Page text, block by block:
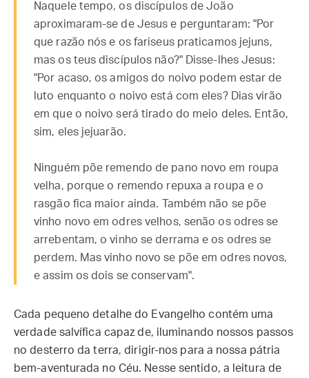
Naquele tempo, os discípulos de João
aproximaram-se de Jesus e perguntaram: "Por
que razão nós e os fariseus praticamos jejuns,
mas os teus discípulos não?" Disse-lhes Jesus:
"Por acaso, os amigos do noivo podem estar de
luto enquanto o noivo está com eles? Dias virão
em que o noivo será tirado do meio deles. Então,
sim, eles jejuarão.
Ninguém põe remendo de pano novo em roupa
velha, porque o remendo repuxa a roupa e o
rasgão fica maior ainda. Também não se põe
vinho novo em odres velhos, senão os odres se
arrebentam, o vinho se derrama e os odres se
perdem. Mas vinho novo se põe em odres novos,
e assim os dois se conservam".
Cada pequeno detalhe do Evangelho contém uma
verdade salvífica capaz de, iluminando nossos passos
no desterro da terra, dirigir-nos para a nossa pátria
bem-aventurada no Céu. Nesse sentido, a leitura de